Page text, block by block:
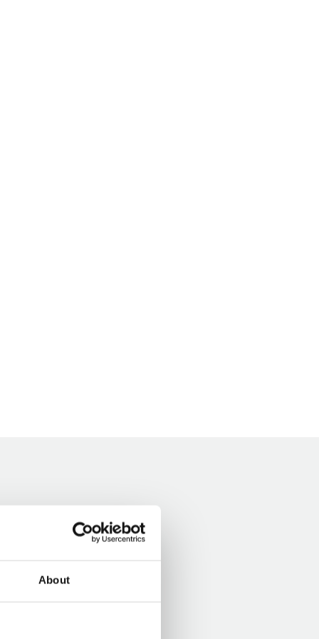
About